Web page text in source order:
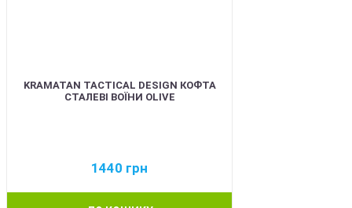
KRAMATAN TACTICAL DESIGN КОФТА
СТАЛЕВІ ВОЇНИ OLIVE
1440 грн